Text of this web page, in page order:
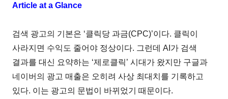
Article at a Glance
검색 광고의 기본은 ‘클릭당 과금(CPC)’이다. 클릭이
사라지면 수익도 줄어야 정상이다. 그런데 AI가 검색
결과를 대신 요약하는 ‘제로클릭’ 시대가 왔지만 구글과
네이버의 광고 매출은 오히려 사상 최대치를 기록하고
있다. 이는 광고의 문법이 바뀌었기 때문이다.